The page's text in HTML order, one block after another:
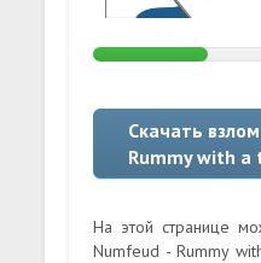
Скачать
Rummy with
На этой странице
Numfeud - Rummy